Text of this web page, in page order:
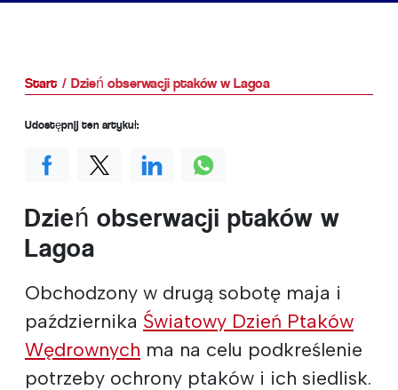
Start Dzień obserwacji ptaków w Lagoa
Dzień obserwacji ptaków w
Lagoa
Obchodzony w drugą sobotę maja i
października Światowy Dzień Ptaków
Wędrownych ma na celu podkreślenie
potrzeby ochrony ptaków i ich siedlisk.
Udostępnij ten artykuł: